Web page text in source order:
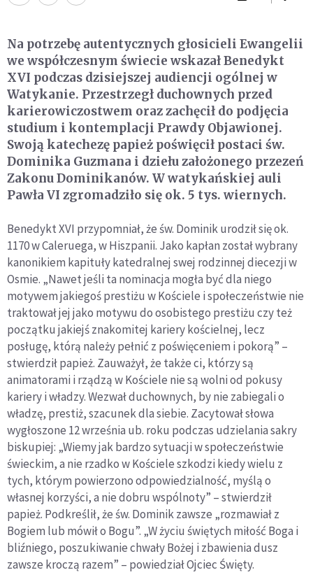
Na potrzebę autentycznych głosicieli Ewangelii
we współczesnym świecie wskazał Benedykt
XVI podczas dzisiejszej audiencji ogólnej w
Watykanie. Przestrzegł duchownych przed
karierowiczostwem oraz zachęcił do podjęcia
studium i kontemplacji Prawdy Objawionej.
Swoją katechezę papież poświęcił postaci św.
Dominika Guzmana i dziełu założonego przezeń
Zakonu Dominikanów. W watykańskiej auli
Pawła VI zgromadziło się ok. 5 tys. wiernych.
Benedykt XVI przypomniał, że św. Dominik urodził się ok.
1170 w Caleruega, w Hiszpanii. Jako kapłan został wybrany
kanonikiem kapituły katedralnej swej rodzinnej diecezji w
Osmie. „Nawet jeśli ta nominacja mogła być dla niego
motywem jakiegoś prestiżu w Kościele i społeczeństwie nie
traktował jej jako motywu do osobistego prestiżu czy też
początku jakiejś znakomitej kariery kościelnej, lecz
posługę, którą należy pełnić z poświęceniem i pokorą” –
stwierdził papież. Zauważył, że także ci, którzy są
animatorami i rządzą w Kościele nie są wolni od pokusy
kariery i władzy. Wezwał duchownych, by nie zabiegali o
władzę, prestiż, szacunek dla siebie. Zacytował słowa
wygłoszone 12 września ub. roku podczas udzielania sakry
biskupiej: „Wiemy jak bardzo sytuacji w społeczeństwie
świeckim, a nie rzadko w Kościele szkodzi kiedy wielu z
tych, którym powierzono odpowiedzialność, myślą o
własnej korzyści, a nie dobru wspólnoty” – stwierdził
papież. Podkreślił, że św. Dominik zawsze „rozmawiał z
Bogiem lub mówił o Bogu”. „W życiu świętych miłość Boga i
bliźniego, poszukiwanie chwały Bożej i zbawienia dusz
zawsze kroczą razem” – powiedział Ojciec Święty.